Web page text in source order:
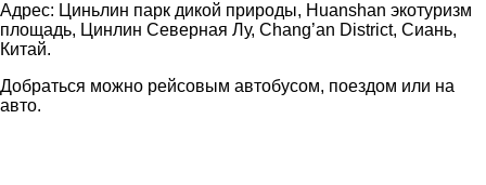
Адрес: Циньлин парк дикой природы, Huanshan экотуризм
площадь, Цинлин Северная Лу, Chang’an District, Сиань,
Китай.
Добраться можно рейсовым автобусом, поездом или на
авто.